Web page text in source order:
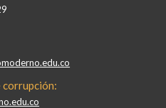
corrupción: